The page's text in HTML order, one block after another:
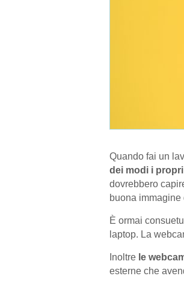
Quando fai un
dei modi i
dovrebbero
buona immagine
È ormai
laptop. La
Inoltre le
esterne che